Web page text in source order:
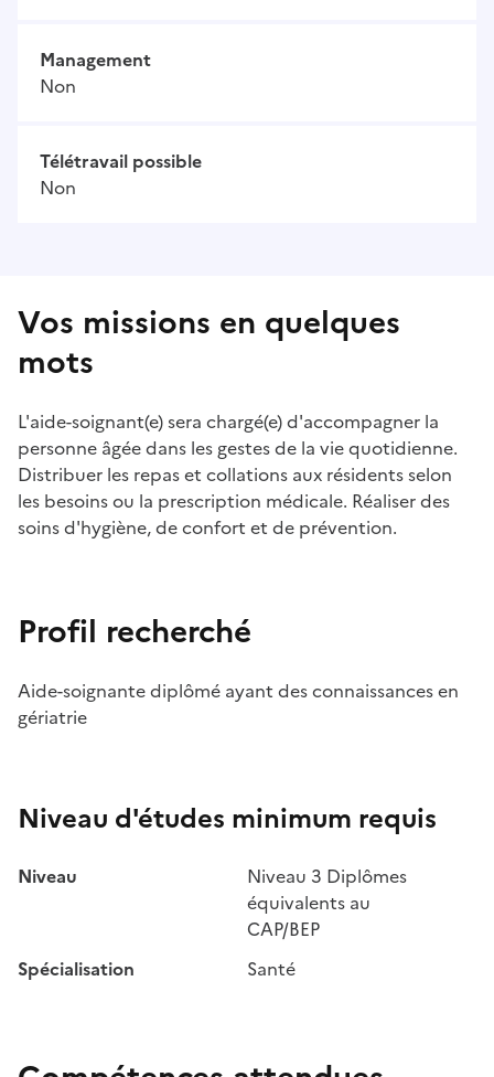
Management
Non
Télétravail possible
Non
Vos missions en quelques
mots
L'aide-soignant(e) sera chargé(e) d'accompagner la
personne âgée dans les gestes de la vie quotidienne.
Distribuer les repas et collations aux résidents selon
les besoins ou la prescription médicale. Réaliser des
soins d'hygiène, de confort et de prévention.
Profil recherché
Aide-soignante diplômé ayant des connaissances en
gériatrie
Niveau d'études minimum requis
Niveau
Niveau 3 Diplômes
équivalents au
CAP/BEP
Spécialisation
Santé